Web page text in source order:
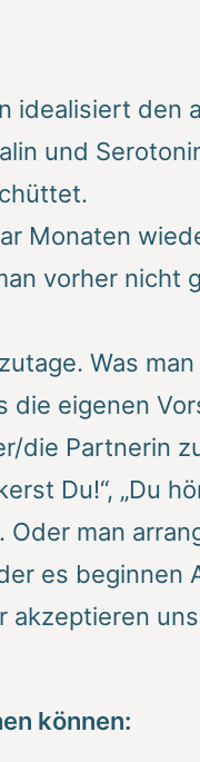
idealisiert den
und
Monaten
vorher nicht
Was
eigenen
die Partnerin
Du!“, „Du
man
es beginnen
akzeptieren
können: